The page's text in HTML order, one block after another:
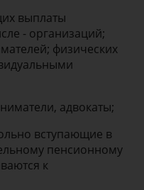
выплаты
- организаций;
физических
адвокаты;
вступающие в
пенсионному
к